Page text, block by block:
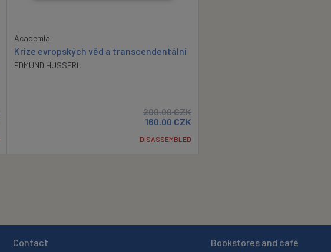
Academia
Krize evropských věd a transcendentální
EDMUND HUSSERL
200.00CZK
160.00 CZK
DISASSEMBLED
Contact Bookstores and café